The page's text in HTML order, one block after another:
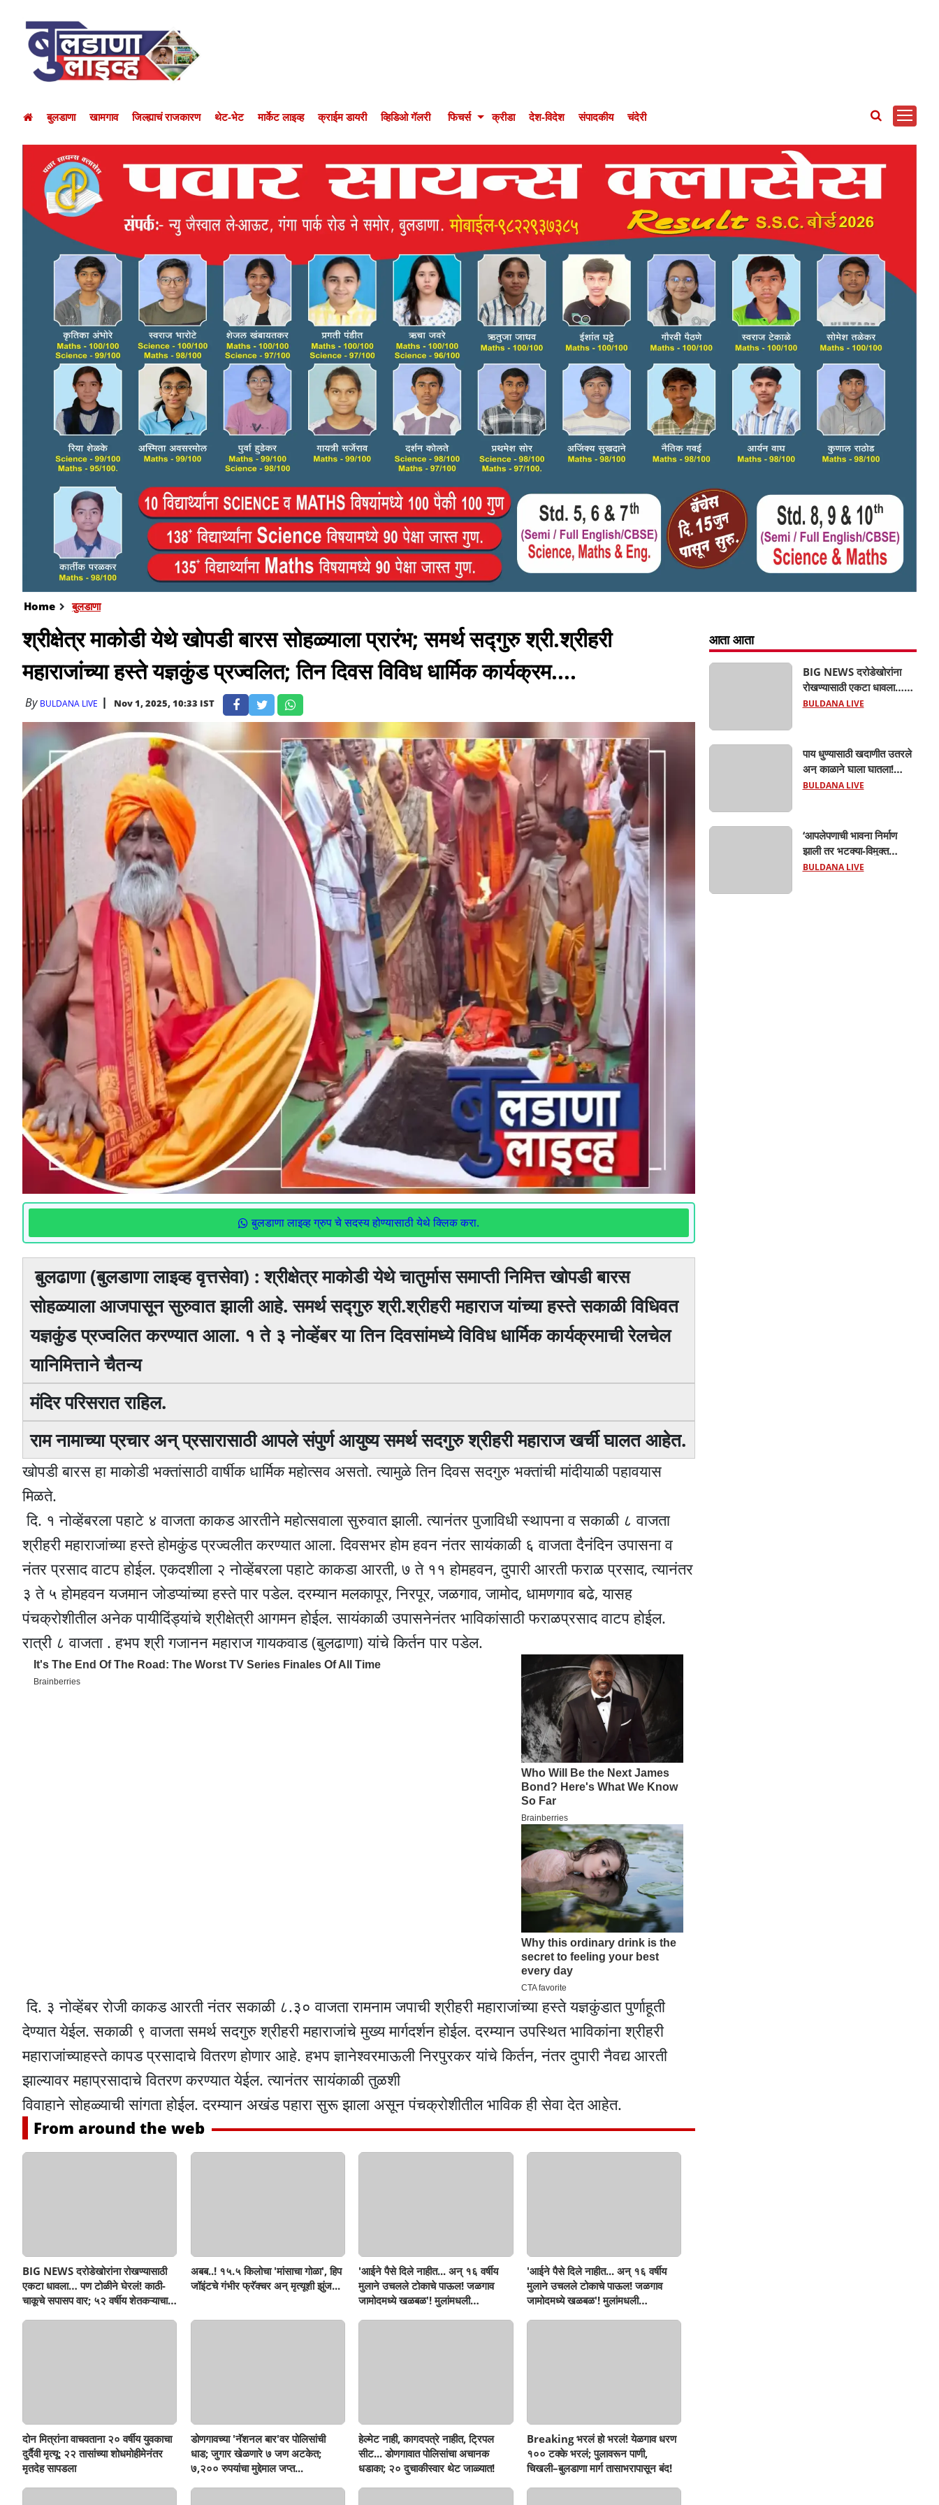
बुलडाणा खामगाव जिल्ह्याचं राजकारण थेट-भेट मार्केट लाइव्ह क्राईम डायरी व्हिडिओ गॅलरी फिचर्स क्रीडा देश-विदेश संपादकीय चंदेरी
Home बुलडाणा
श्रीक्षेत्र माकोडी येथे खोपडी बारस सोहळ्याला प्रारंभ; समर्थ सद्गुरु श्री.श्रीहरी
महाराजांच्या हस्ते यज्ञकुंड प्रज्वलित; तिन दिवस विविध धार्मिक कार्यक्रम....
By BULDANA LIVE Nov 1, 2025, 10:33 IST
बुलडाणा लाइव्ह ग्रुप चे सदस्य होण्यासाठी येथे क्लिक करा.
बुलढाणा (बुलडाणा लाइव्ह वृत्तसेवा) : श्रीक्षेत्र माकोडी येथे चातुर्मास समाप्ती निमित्त खोपडी बारस
सोहळ्याला आजपासून सुरुवात झाली आहे. समर्थ सद्गुरु श्री.श्रीहरी महाराज यांच्या हस्ते सकाळी विधिवत
यज्ञकुंड प्रज्वलित करण्यात आला. १ ते ३ नोव्हेंबर या तिन दिवसांमध्ये विविध धार्मिक कार्यक्रमाची रेलचेल
यानिमित्ताने चैतन्य
मंदिर परिसरात राहिल.
राम नामाच्या प्रचार अन् प्रसारासाठी आपले संपुर्ण आयुष्य समर्थ सदगुरु श्रीहरी महाराज खर्ची घालत आहेत.
खोपडी बारस हा माकोडी भक्तांसाठी वार्षीक धार्मिक महोत्सव असतो. त्यामुळे तिन दिवस सदगुरु भक्तांची मांदीयाळी पहावयास
मिळते.
दि. १ नोव्हेंबरला पहाटे ४ वाजता काकड आरतीने महोत्सवाला सुरुवात झाली. त्यानंतर पुजाविधी स्थापना व सकाळी ८ वाजता
श्रीहरी महाराजांच्या हस्ते होमकुंड प्रज्वलीत करण्यात आला. दिवसभर होम हवन नंतर सायंकाळी ६ वाजता दैनंदिन उपासना व
नंतर प्रसाद वाटप होईल. एकदशीला २ नोव्हेंबरला पहाटे काकडा आरती, ७ ते ११ होमहवन, दुपारी आरती फराळ प्रसाद, त्यानंतर
३ ते ५ होमहवन यजमान जोडप्यांच्या हस्ते पार पडेल. दरम्यान मलकापूर, निरपूर, जळगाव, जामोद, धामणगाव बढे, यासह
पंचक्रोशीतील अनेक पायीदिंड्यांचे श्रीक्षेत्री आगमन होईल. सायंकाळी उपासनेनंतर भाविकांसाठी फराळप्रसाद वाटप होईल.
रात्री ८ वाजता . हभप श्री गजानन महाराज गायकवाड (बुलढाणा) यांचे किर्तन पार पडेल.
दि. ३ नोव्हेंबर रोजी काकड आरती नंतर सकाळी ८.३० वाजता रामनाम जपाची श्रीहरी महाराजांच्या हस्ते यज्ञकुंडात पुर्णाहूती
देण्यात येईल. सकाळी ९ वाजता समर्थ सदगुरु श्रीहरी महाराजांचे मुख्य मार्गदर्शन होईल. दरम्यान उपस्थित भाविकांना श्रीहरी
महाराजांच्याहस्ते कापड प्रसादाचे वितरण होणार आहे. हभप ज्ञानेश्वरमाऊली निरपुरकर यांचे किर्तन, नंतर दुपारी नैवद्य आरती
झाल्यावर महाप्रसादाचे वितरण करण्यात येईल. त्यानंतर सायंकाळी तुळशी
विवाहाने सोहळ्याची सांगता होईल. दरम्यान अखंड पहारा सुरू झाला असून पंचक्रोशीतील भाविक ही सेवा देत आहेत.
From around the web
BIG NEWS दरोडेखोरांना रोखण्यासाठी
एकटा धावला… पण टोळीने घेरलं! काठी-
चाकूचे सपासप वार; ५२ वर्षीय शेतकऱ्याचा
अबब..! १५.५ किलोचा 'मांसाचा गोळा', हिप
जॉइंटचे गंभीर फ्रॅक्चर अन् मृत्यूशी झुंज...
'आईने पैसे दिले नाहीत... अन् १६ वर्षीय
मुलाने उचलले टोकाचे पाऊल! जळगाव
जामोदमध्ये खळबळ'! मुलांमधली
'आईने पैसे दिले नाहीत... अन् १६ वर्षीय
मुलाने उचलले टोकाचे पाऊल! जळगाव
जामोदमध्ये खळबळ'! मुलांमधली
दोन मित्रांना वाचवताना २० वर्षीय युवकाचा
दुर्दैवी मृत्यू; २२ तासांच्या शोधमोहीमेनंतर
मृतदेह सापडला
डोणगावच्या 'नॅशनल बार'वर पोलिसांची
धाड; जुगार खेळणारे ७ जण अटकेत;
७,२०० रुपयांचा मुद्देमाल जप्त...
हेल्मेट नाही, कागदपत्रे नाहीत, ट्रिपल
सीट... डोणगावात पोलिसांचा अचानक
धडाका; २० दुचाकीस्वार थेट जाळ्यात!
Breaking भरलं हो भरलं! येळगाव धरण
१०० टक्के भरलं; पुलावरून पाणी,
चिखली–बुलडाणा मार्ग तासाभरापासून बंद!
आता आता
BIG NEWS दरोडेखोरांना
रोखण्यासाठी एकटा धावला…
पण टोळीने घेरलं! काठी-चाकूचे
BULDANA LIVE
पाय धुण्यासाठी खदाणीत उतरले
अन् काळाने घाला घातला!
देऊळगाव माळीजवळ दोन
शोककळा
BULDANA LIVE
‘आपलेपणाची भावना निर्माण
झाली तर भटक्या-विमुक्त
समाजाचा उत्कर्ष दूर नाही’; ही
BULDANA LIVE